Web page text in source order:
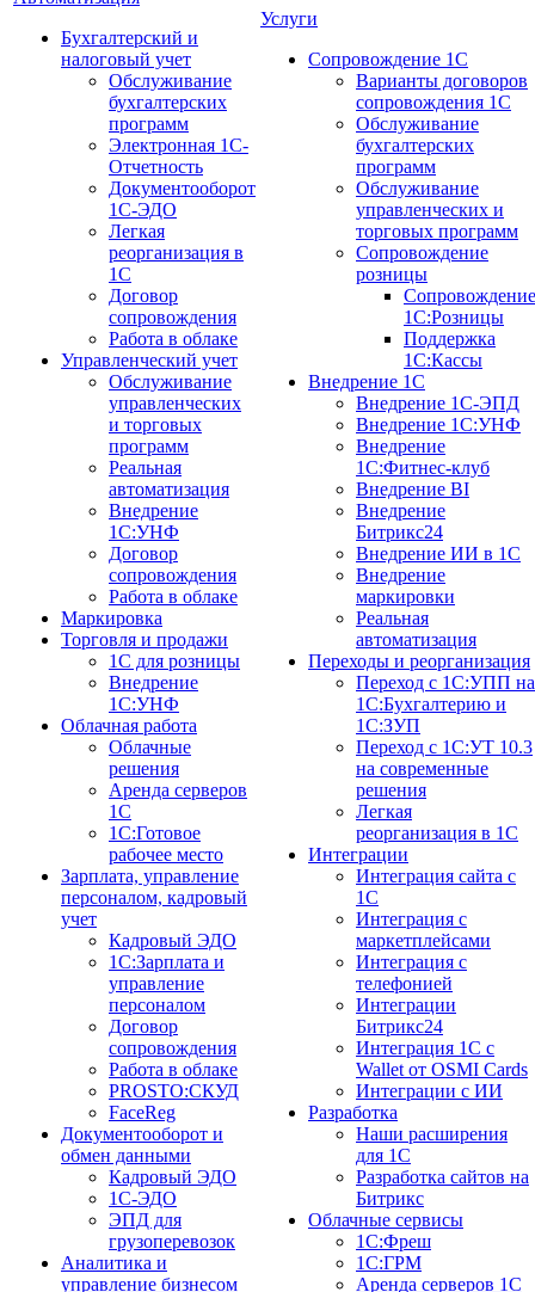
Бухгалтерский и
налоговый учет
Обслуживание
бухгалтерских
программ
Электронная 1С-
Отчетность
Документооборот
1С-ЭДО
Легкая
реорганизация в
1С
Договор
сопровождения
Работа в облаке
Управленческий учет
Обслуживание
управленческих
и торговых
программ
Реальная
автоматизация
Внедрение
1С:УНФ
Договор
сопровождения
Работа в облаке
Маркировка
Торговля и продажи
1С для розницы
Внедрение
1С:УНФ
Облачная работа
Облачные
решения
Аренда серверов
1С
1C:Готовое
рабочее место
Зарплата, управление
персоналом, кадровый
учет
Кадровый ЭДО
1С:Зарплата и
управление
персоналом
Договор
сопровождения
Работа в облаке
PROSTO:СКУД
FaceReg
Документооборот и
обмен данными
Кадровый ЭДО
1С-ЭДО
ЭПД для
грузоперевозок
Аналитика и
управление бизнесом
Услуги
Сопровождение 1С
Варианты договоров
сопровождения 1С
Обслуживание
бухгалтерских
программ
Обслуживание
управленческих и
торговых программ
Сопровождение
розницы
Сопровождение
1С:Розницы
Поддержка
1С:Кассы
Внедрение 1С
Внедрение 1С-ЭПД
Внедрение 1С:УНФ
Внедрение
1С:Фитнес-клуб
Внедрение BI
Внедрение
Битрикс24
Внедрение ИИ в 1С
Внедрение
маркировки
Реальная
автоматизация
Переходы и реорганизация
Переход с 1С:УПП на
1С:Бухгалтерию и
1С:ЗУП
Переход с 1С:УТ 10.3
на современные
решения
Легкая
реорганизация в 1С
Интеграции
Интеграция сайта с
1С
Интеграция с
маркетплейсами
Интеграция с
телефонией
Интеграции
Битрикс24
Интеграция 1С с
Wallet от OSMI Cards
Интеграции с ИИ
Разработка
Наши расширения
для 1С
Разработка сайтов на
Битрикс
Облачные сервисы
1С:Фреш
1С:ГРМ
Аренда серверов 1С